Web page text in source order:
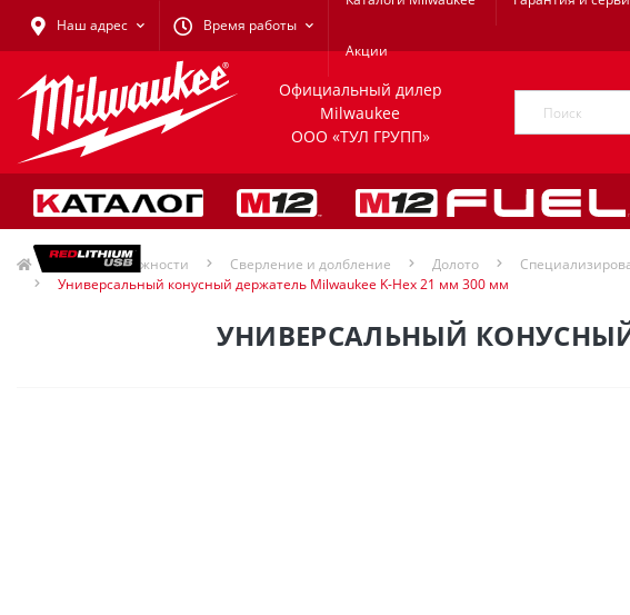
Наш адрес Время работы
Акции
Официальный дилер
Milwaukee
ООО «ТУЛ ГРУПП»
Принадлежности Сверление и долбление Долото
Универсальный конусный держатель Milwaukee K-Hex 21 мм 300 мм
УНИВЕРСАЛЬНЫЙ КОНУСНЫЙ